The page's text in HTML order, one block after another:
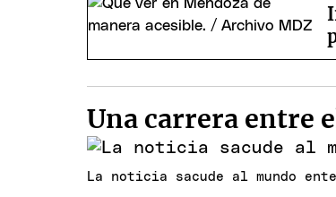
Una carrera entre
La noticia sacude al mundo